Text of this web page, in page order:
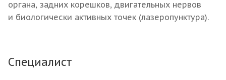
органа, задних корешков, двигательных нервов
и биологически активных точек (лазеропунктура).
Специалист